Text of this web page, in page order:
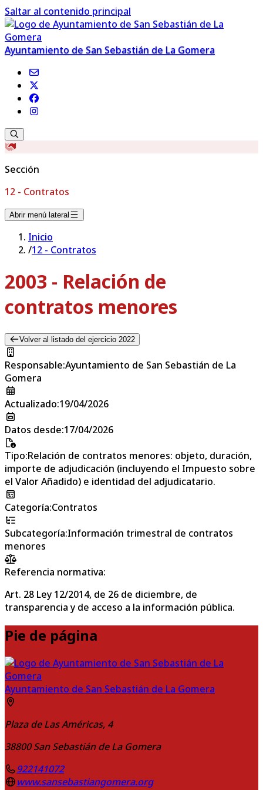
Saltar al contenido principal
Ayuntamiento de San Sebastián de La Gomera
Sección
12 - Contratos
Abrir menú lateral
Inicio
/12 - Contratos
2003 - Relación de
contratos menores
Volver al listado del ejercicio 2022
Responsable:Ayuntamiento de San Sebastián de La
Gomera
Actualizado:19/04/2026
Datos desde:17/04/2026
Tipo:Relación de contratos menores: objeto, duración,
importe de adjudicación (incluyendo el Impuesto sobre
el Valor Añadido) e identidad del adjudicatario.
Categoría:Contratos
Subcategoría:Información trimestral de contratos
menores
Referencia normativa:
Art. 28 Ley 12/2014, de 26 de diciembre, de
transparencia y de acceso a la información pública.
Pie de página
Ayuntamiento de San Sebastián de La Gomera
Plaza de Las Américas, 4
38800 San Sebastián de La Gomera
922141072
www.sansebastiangomera.org